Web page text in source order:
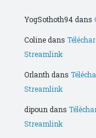
YogSothoth94dans
Colinedans
Streamlink
Orlanth dans
Streamlink
dipoun dans
Streamlink